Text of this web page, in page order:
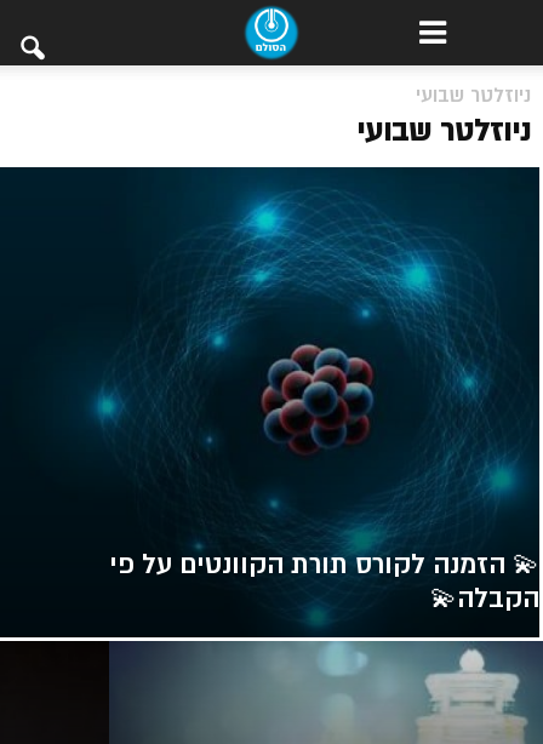
ניוזלטר שבועי
ניוזלטר שבועי
💫 הזמנה לקורס תורת הקוונטים על פי
הקבלה💫